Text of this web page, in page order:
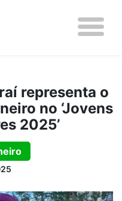
representa o
no ‘Jovens
2025’